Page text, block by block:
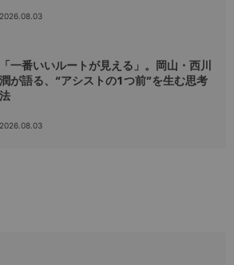
2026.08.03
「一番いいルートが見える」。岡山・西川
潤が語る、“アシストの1つ前”を生む思考
法
2026.08.03